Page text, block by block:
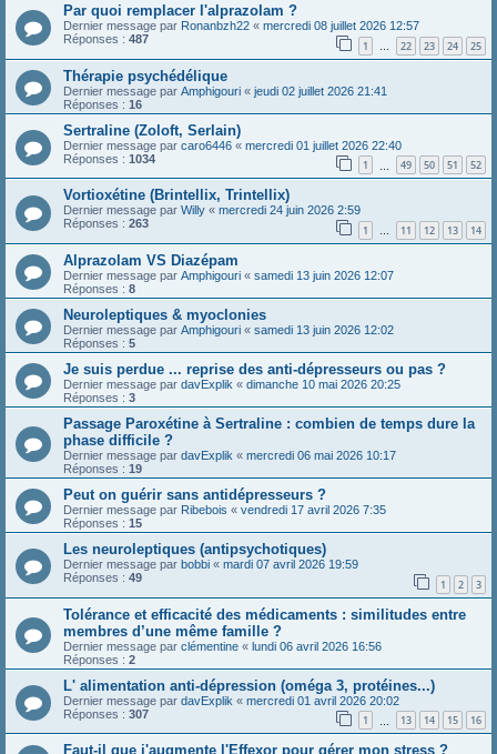
Par quoi remplacer l'alprazolam ?
Dernier message par Ronanbzh22 « mercredi 08 juillet 2026 12:57
Réponses : 487 1 … 22 23 24 25
Thérapie psychédélique
Dernier message par Amphigouri « jeudi 02 juillet 2026 21:41
Réponses : 16
Sertraline (Zoloft, Serlain)
Dernier message par caro6446 « mercredi 01 juillet 2026 22:40
Réponses : 1034 1 49 50 51 52
Vortioxétine (Brintellix, Trintellix)
Dernier message par Willy « mercredi 24 juin 2026 2:59
Réponses : 263 1 … 11 12 13 14
Alprazolam VS Diazépam
Dernier message par Amphigouri « samedi 13 juin 2026 12:07
Réponses : 8
Neuroleptiques & myoclonies
Dernier message par Amphigouri « samedi 13 juin 2026 12:02
Réponses : 5
Je suis perdue ... reprise des anti-dépresseurs ou pas ?
Dernier message par davExplik « dimanche 10 mai 2026 20:25
Réponses : 3
Passage Paroxétine à Sertraline : combien de temps dure la
phase difficile ?
Dernier message par davExplik « mercredi 06 mai 2026 10:17
Réponses : 19
Peut on guérir sans antidépresseurs ?
Dernier message par Ribebois « vendredi 17 avril 2026 7:35
Réponses : 15
Les neuroleptiques (antipsychotiques)
Dernier message par bobbi « mardi 07 avril 2026 19:59
Réponses : 49 1 2 3
Tolérance et efficacité des médicaments : similitudes entre
membres d’une même famille ?
Dernier message par clémentine « lundi 06 avril 2026 16:56
Réponses : 2
L' alimentation anti-dépression (oméga 3, protéines...)
Dernier message par davExplik « mercredi 01 avril 2026 20:02
Réponses : 307 1 13 14 15 16
Faut-il que j'augmente l'Effexor pour gérer mon stress ?